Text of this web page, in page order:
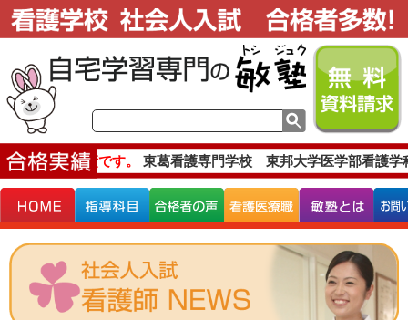
主な合格実績です。 東葛看護専門学校 東邦大学医学部看護